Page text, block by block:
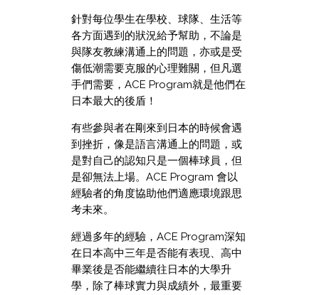
針對每位學生在學校、球隊、生活等
各方面遇到的狀況給予幫助，不論是
與隊友教練溝通上的問題，亦或是受
傷低潮需要克服的心理難關，但凡選
手們需要，ACE Program就是他們在
日本最大的後盾！
有些參與者在剛來到日本的時候會遇
到挫折，像是語言溝通上的問題，或
是對自己的認知只是一個棒球員，但
是卻無法上場。ACE Program 會以
經驗者的角度協助他們適應環境跟思
考未來。
經過多年的經驗，ACE Program深知
在日本高中三年是否能有表現、高中
畢業後是否能繼續往日本的大學升
學，除了棒球實力與成績外，最重要